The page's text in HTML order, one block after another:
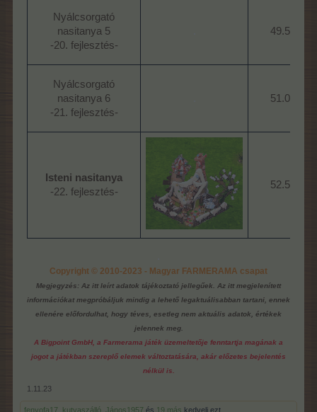
Nyálcsorgató
nasitanya 5
-20. fejlesztés-​
49.500
Nyálcsorgató
nasitanya 6
-21. fejlesztés-​
51.000
Isteni nasitanya
-22. fejlesztés-​
52.500
Copyright © 2010-2023 - Magyar FARMERAMA csapat
Megjegyzés: Az itt leírt adatok tájékoztató jellegűek. Az itt megjelenített
információkat megpróbáljuk mindig a lehető legaktuálisabban tartani, ennek
ellenére előfordulhat, hogy téves, esetleg nem aktuális adatok, értékek
jelennek meg.
A Bigpoint GmbH, a Farmerama játék üzemeltetője fenntartja magának a
jogot a játékban szereplő elemek változtatására, akár előzetes bejelentés
nélkül is.
1.11.23
fenyofa17 kutyaszálló János1957 és 19 más kedveli ezt.